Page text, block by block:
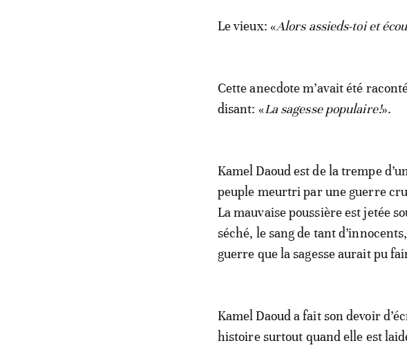
Le vieux: «Alors assieds-toi et
Cette anecdote m’avait été
disant: «La sagesse populaire!».
Kamel Daoud est de la trempe
peuple meurtri par une guerre
La mauvaise poussière est jetée
séché, le sang de tant
guerre que la sagesse aurait pu
Kamel Daoud a fait son devoir
histoire surtout quand elle est